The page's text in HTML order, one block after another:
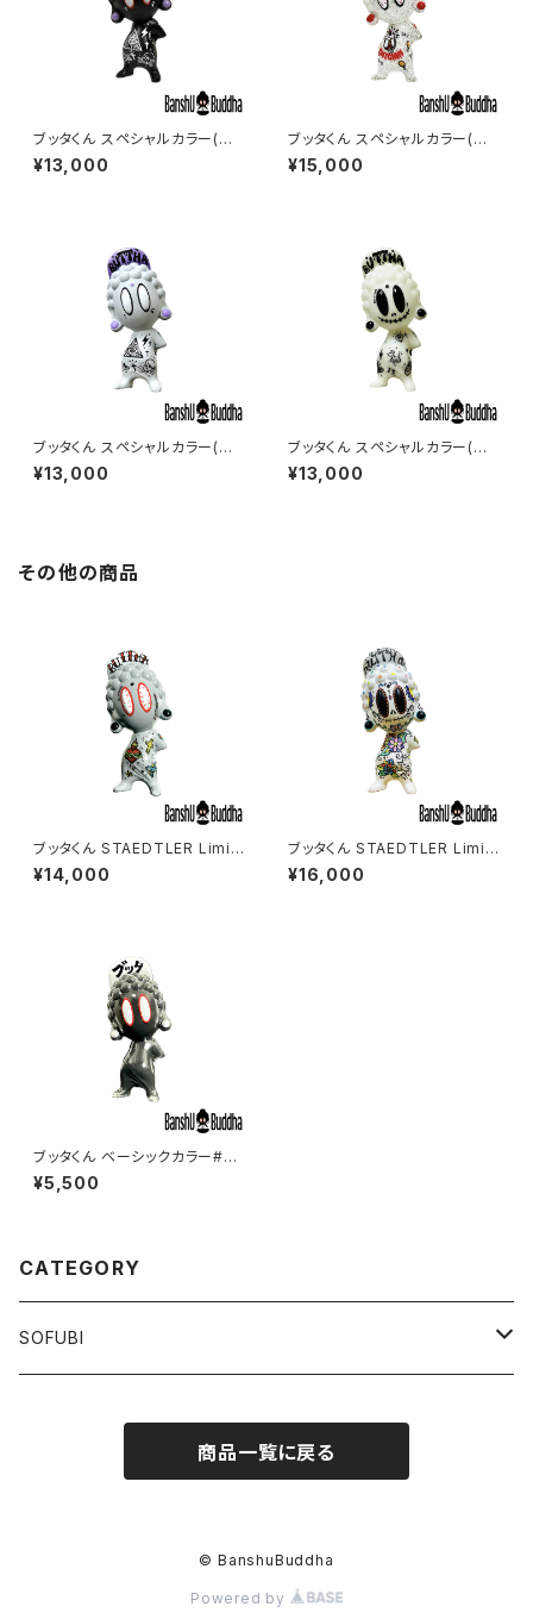
ブッタくん スペシャルカラー(グ
ラフィティー#12) (BUTTHA ku
n Graffiti#12)
¥13,000
ブッタくん スペシャルカラー(ラメ
#3) (BUTTHA kun Glitter#
3)
¥15,000
ブッタくん スペシャルカラー(グ
ラフィティー#13) (BUTTHA k
un Graffiti#13)
¥13,000
ブッタくん スペシャルカラー(蓄
光#3) (BUTTHA kun Lumin
ous#3)
¥13,000
その他の商品
ブッタくん STAEDTLER Limit
ed color #2
¥14,000
ブッタくん STAEDTLER Limit
ed color #1
¥16,000
ブッタくん ベーシックカラー#44
（BUTTHA kun BASIC Color
#44）
¥5,500
CATEGORY
SOFUBI
JIMIC The Monster
商品一覧に戻る
© BanshuBuddha
Powered by